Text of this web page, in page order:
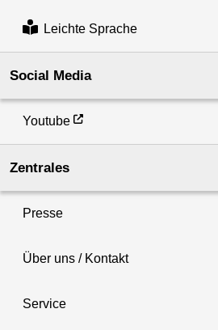
Leichte Sprache
Social Media
Youtube
Zentrales
Presse
Über uns / Kontakt
Service